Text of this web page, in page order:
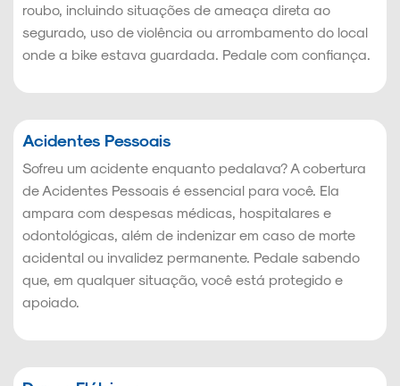
roubo, incluindo situações de ameaça direta ao
segurado, uso de violência ou arrombamento do local
onde a bike estava guardada. Pedale com confiança.
Acidentes Pessoais
Sofreu um acidente enquanto pedalava? A cobertura
de Acidentes Pessoais é essencial para você. Ela
ampara com despesas médicas, hospitalares e
odontológicas, além de indenizar em caso de morte
acidental ou invalidez permanente. Pedale sabendo
que, em qualquer situação, você está protegido e
apoiado.